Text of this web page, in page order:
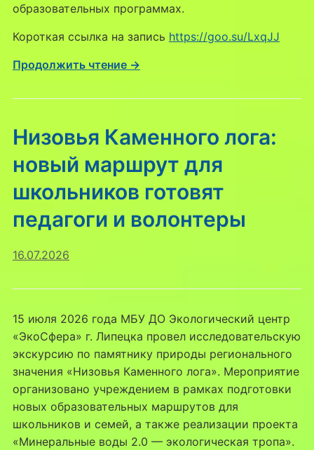
образовательных программах.
Короткая ссылка на запись https://goo.su/LxqJJ
Продолжить чтение →
Низовья Каменного лога:
новый маршрут для
школьников готовят
педагоги и волонтеры
16.07.2026
15 июля 2026 года МБУ ДО Экологический центр
«ЭкоСфера» г. Липецка провел исследовательскую
экскурсию по памятнику природы регионального
значения «Низовья Каменного лога». Мероприятие
организовано учреждением в рамках подготовки
новых образовательных маршрутов для
школьников и семей, а также реализации проекта
«Минеральные воды 2.0 — экологическая тропа».